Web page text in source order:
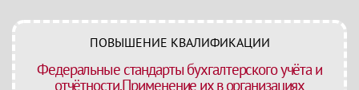
ПОВЫШЕНИЕ КВАЛИФИКАЦИИ
Федеральные стандарты бухгалтерского учёта и
отчётности.Применение их в организациях